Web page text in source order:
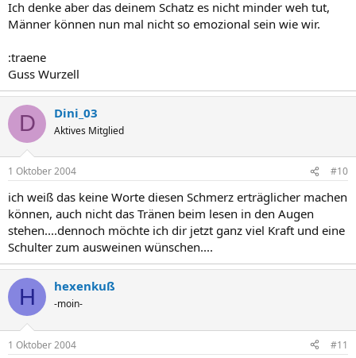
Ich denke aber das deinem Schatz es nicht minder weh tut,
Männer können nun mal nicht so emozional sein wie wir.
:traene
Guss Wurzell
D Dini_03
Aktives Mitglied
1 Oktober 2004 #10
ich weiß das keine Worte diesen Schmerz erträglicher machen
können, auch nicht das Tränen beim lesen in den Augen
stehen....dennoch möchte ich dir jetzt ganz viel Kraft und eine
Schulter zum ausweinen wünschen....
H hexenkuß
-moin-
1 Oktober 2004 #11